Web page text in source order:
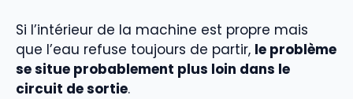
Si l’intérieur de la machine est propre mais
que l’eau refuse toujours de partir, le problème
se situe probablement plus loin dans le
circuit de sortie.